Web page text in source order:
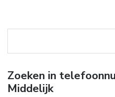
Zoeken in
Middelijk